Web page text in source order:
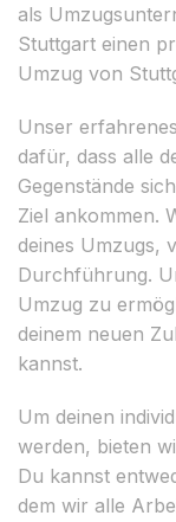
als
Stuttgart einen
Umzug von
Unser
dafür, dass alle
Gegenstände
Ziel ankommen.
deines Umzugs,
Durchführung.
Umzug zu
deinem neuen
kannst.
Um deinen
werden, bieten
Du kannst
dem wir alle